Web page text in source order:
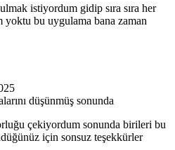
istiyordum gidip sıra sıra her
bu uygulama bana zaman
düşünmüş sonunda
çekiyordum sonunda birileri bu
için sonsuz teşekkürler